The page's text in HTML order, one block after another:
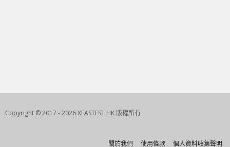
Copyright © 2017 - 2026 XFASTEST HK 版權所有
關於我們 使用條款 個人資料收集聲明